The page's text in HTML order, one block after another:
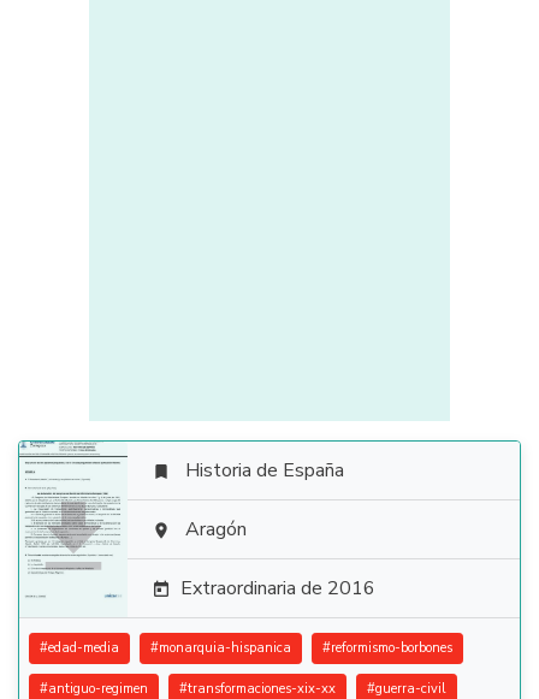

 Historia de España
 Aragón
 Extraordinaria de 2016
#edad-media #monarquia-hispanica #reformismo-borbones
#antiguo-regimen #transformaciones-xix-xx #guerra-civil